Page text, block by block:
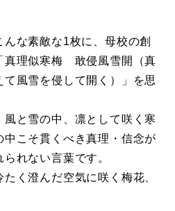
な素敵な1枚に、母校の創
真理似寒梅 敢侵風雪開（真
風雪を侵して開く）」を思
と雪の中、凛として咲く寒
こそ貫くべき真理・信念が
れない言葉です。
く澄んだ空気に咲く梅花、